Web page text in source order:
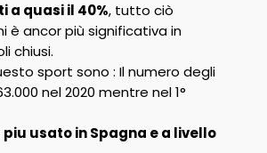
a quasi il 40%, tutto ciò
è ancor più significativa in
chiusi.
sport sono : Il numero degli
nel 2020 mentre nel 1°
usato in Spagna e a livello